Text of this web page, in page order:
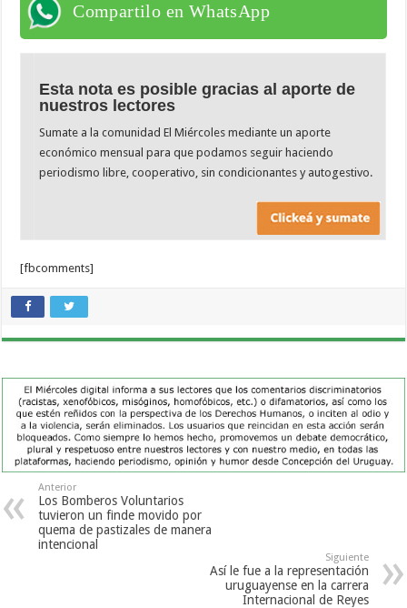
Compartilo en WhatsApp
Esta nota es posible gracias al aporte de
nuestros lectores
Sumate a la comunidad El Miércoles mediante un aporte
económico mensual para que podamos seguir haciendo
periodismo libre, cooperativo, sin condicionantes y autogestivo.
[fbcomments]
Anterior
Los Bomberos Voluntarios
tuvieron un finde movido por
quema de pastizales de manera
intencional
Siguiente
Así le fue a la representación
uruguayense en la carrera
Internacional de Reyes